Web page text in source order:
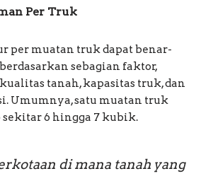
Per Truk
per muatan truk dapat benar-
sebagian faktor,
tanah, kapasitas truk, dan
Umumnya, satu muatan truk
sekitar 6 hingga 7 kubik.
di mana tanah yang